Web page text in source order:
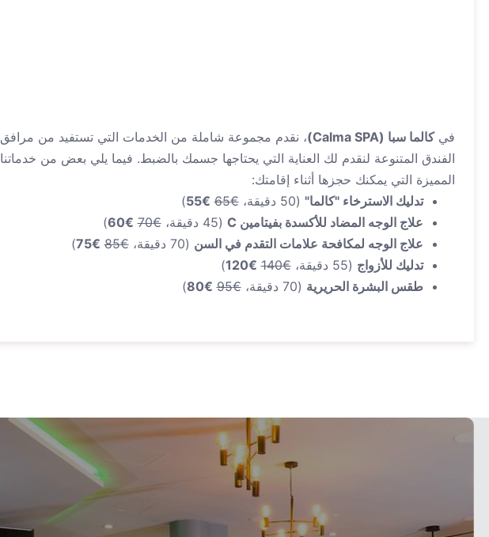
فيكالما سبا (Calma SPA)
، نقدم مجموعة شاملة من الخدمات التي تستفيد من مرافق
الفندق المتنوعة لنقدم لك العناية التي يحتاجها جسمك بالضبط. فيما يلي بعض من خدماتنا
المميزة التي يمكنك حجزها أثناء إقامتك:
تدليك الاسترخاء "كالما" (50 دقيقة، €65
€55
)
علاج الوجه المضاد للأكسدة بفيتامين C
(45 دقيقة، €70
€60
)
علاج الوجه لمكافحة علامات التقدم في السن (70 دقيقة، €85
€75
)
تدليك للأزواج (55 دقيقة، €140
€120
)
طقس البشرة الحريرية (70 دقيقة، €95
€80
)